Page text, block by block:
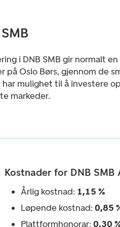
i DNB SMB gir normalt
på Oslo Børs, gjennom de
har mulighet til å investere
markeder.
Kostnader for DNB SMB
Årlig kostnad: 1,15 %
Løpende kostnad: 0,85
Plattformhonorar: 0,30